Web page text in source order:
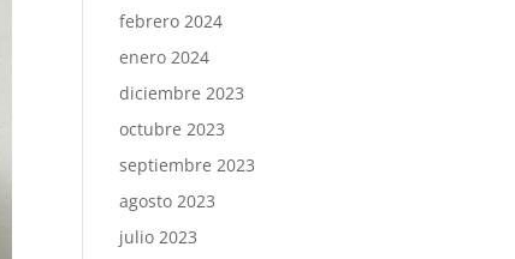
febrero 2024
enero 2024
diciembre 2023
octubre 2023
septiembre 2023
agosto 2023
julio 2023